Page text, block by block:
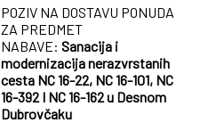
POZIV NA DOSTAVU PONUDA
ZA PREDMET
NABAVE: Sanacija i
modernizacija nerazvrstanih
cesta NC 16-22, NC 16-101, NC
16-392 I NC 16-162 u Desnom
Dubrovčaku